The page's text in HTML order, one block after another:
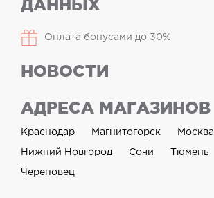
ДАННЫХ
Оплата бонусами до 30%
НОВОСТИ
АДРЕСА МАГАЗИНОВ
Краснодар Магнитогорск Москва
Нижний Новгород Сочи Тюмень
Череповец